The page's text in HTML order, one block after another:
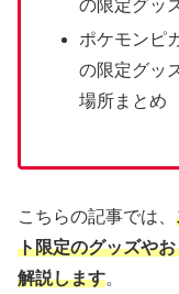
の限定グッ
ポケモンピ
の限定グッ
場所まとめ
こちらの記事では、
ト限定のグッズや
解説します。